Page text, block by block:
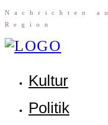
Nach­rich­ten
Region
Kul­tur
Poli­tik